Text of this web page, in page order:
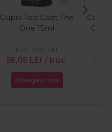
Cupio Top Coat The
One 15ml
56,05 LEI / buc
PRP: 59,00 LEI
Adauga in cos
Cupio
One